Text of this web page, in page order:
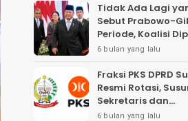
Tidak Ada Lagi
Sebut Prabowo-
Periode, Koalisi
akan Berebut Kursi
6 bulan yang lalu
Fraksi PKS DPRD
Resmi Rotasi,
Sekretaris dan
Bendahara
6 bulan yang lalu